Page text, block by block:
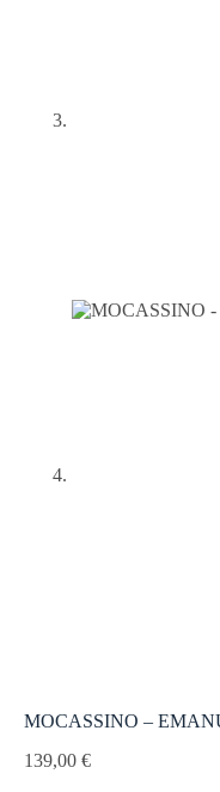
MOCASSINO –
139,00 €